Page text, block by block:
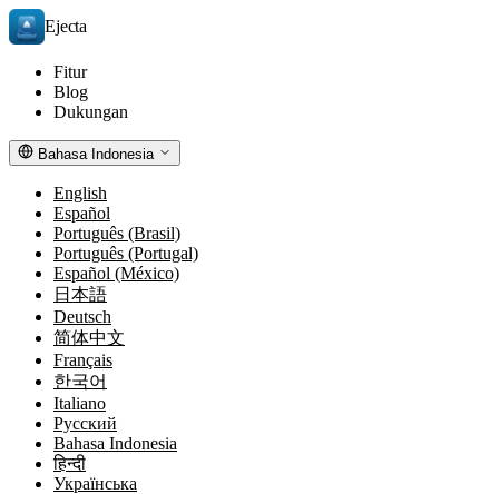
Ejecta
Fitur
Blog
Dukungan
Bahasa Indonesia
English
Español
Português (Brasil)
Português (Portugal)
Español (México)
日本語
Deutsch
简体中文
Français
한국어
Italiano
Русский
Bahasa Indonesia
हिन्दी
Українська